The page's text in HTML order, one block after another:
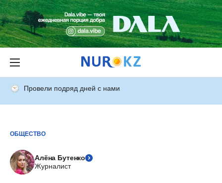
Провели подряд дней с нами
ОБЩЕСТВО
Алёна Бутенко
Журналист